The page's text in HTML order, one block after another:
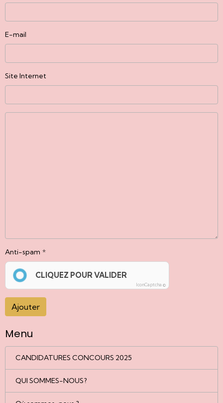
E-mail
Site Internet
Anti-spam
CLIQUEZ POUR VALIDER
IconCaptcha ©
Ajouter
Menu
CANDIDATURES CONCOURS 2025
QUI SOMMES-NOUS?